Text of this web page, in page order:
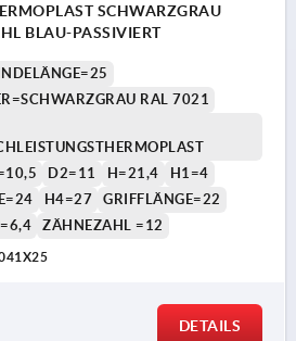
SCHWARZGRAU
BLAU-PASSIVIERT
RAL 7021
D2=11 H=21,4
H1=4
H4=27
GRIFFLÄNGE=22
ZÄHNEZAHL =12
DETAILS